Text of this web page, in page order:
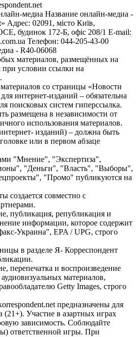
медиа Название онлайн-медиа -
Адрес: 02091, місто Київ,
будинок 172-Б, офіс 208/1 E-mail:
Телефон: 044-205-43-00
- R40-06068
материалов, размещённых на
при условии ссылки на
со страницы «Новости
интернет-изданий – обязательна
поисковых систем гиперссылка.
размещена в независимости от
использования материалов.
изданий) – должна быть
или в первом абзаце
"Мнение", "Экспертиза",
"Деньги", "Власть", "Выборы",
"Промо" публикуются на
создается совместно с
публикация, републикация и
информации, которое содержит
Украина", EPA / UPG, строго
в разделе Я- Корреспондент
перепечатка и воспроизведение
материалов,
Getty Images, строго
предназначены для
(21+). Участие в азартных играх
зависимость. Соблюдайте
ответственной игры. При